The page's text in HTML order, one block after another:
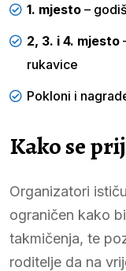
1. mjesto –
2, 3. i 4. mjesto
rukavice
Pokloni i
Kako se
Organizatori
ograničen kako
takmičenja, te
roditelje da na